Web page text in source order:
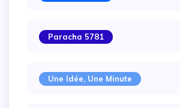
Paracha 5781
Une Idée, Une Minute